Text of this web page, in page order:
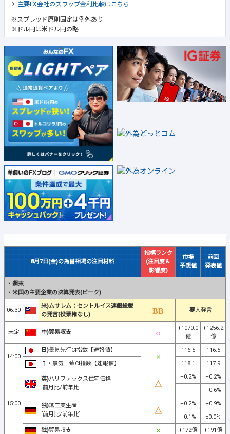
主要FX会社のスワップ金利比較はこちら
※スプレッド原則固定は例外あり
※ドル円は米ドル円の略
8月7日(金)の為替相場の注目材料
指標ランク
(注目度＆
影響度)
市場
予想値
前回
発表値
・ 週末
・ 米国の主要企業の決算発表(ピーク)
06:30
米)ムサレム：セントルイス連銀総裁
の発言(投票権なし)
要人発言
未定 中)貿易収支
+1070.0
億
+1256.2
億
14:00
日)景気先行CI指数【速報値】 116.5
116.5
↑・ 景気一致CI指数【速報値】 118.1 117.9
15:00
英)ハリファックス住宅価格
[前月比/前年比]
+0.2%
+0.2%
-
+0.6%
独)鉱工業生産
[前月比/前年比]
+0.2%
+0.9%
+0.1%
±0.0%
独)貿易収支 +172億 +191億